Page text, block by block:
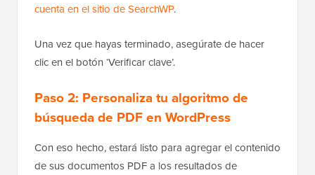
cuenta en el sitio de SearchWP.
Una vez que hayas terminado, asegúrate de hacer
clic en el botón ‘Verificar clave’.
Paso 2: Personaliza tu algoritmo de
búsqueda de PDF en WordPress
Con eso hecho, estará listo para agregar el contenido
de sus documentos PDF a los resultados de